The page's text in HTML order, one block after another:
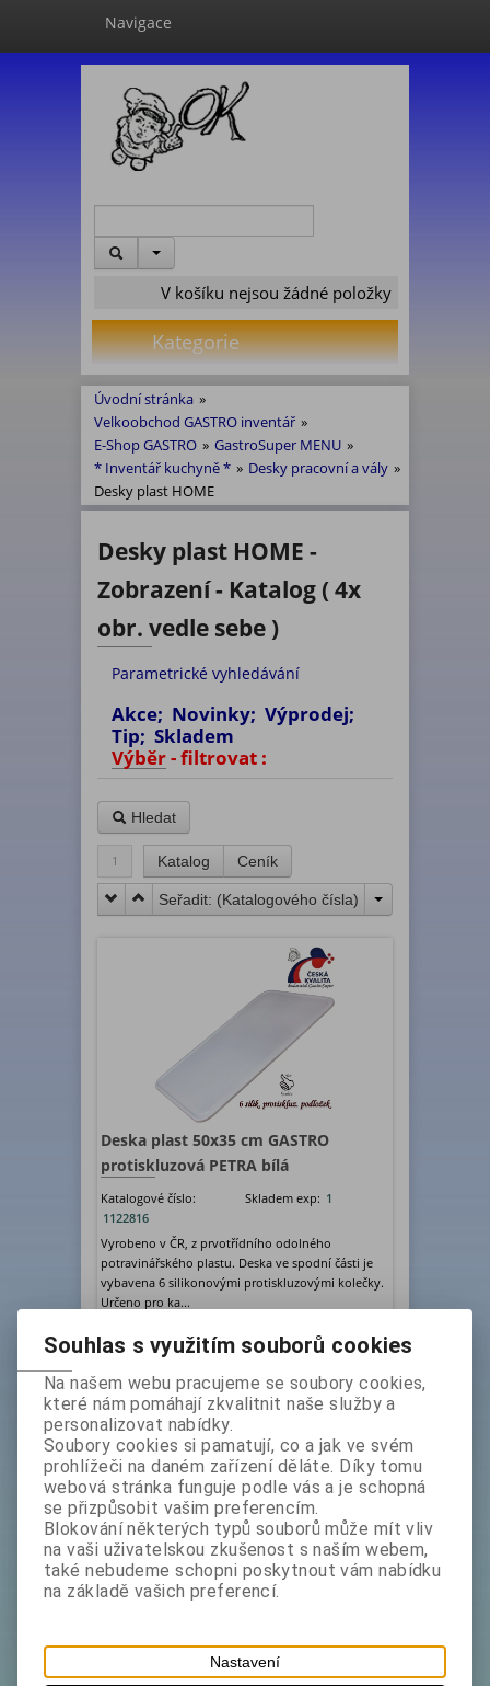
Navigace
V košíku nejsou žádné položky
Kategorie
Úvodní stránka »
Velkoobchod GASTRO inventář »
E-Shop GASTRO » GastroSuper MENU »
* Inventář kuchyně * » Desky pracovní a vály »
Desky plast HOME
Desky plast HOME -
Zobrazení - Katalog ( 4x
obr. vedle sebe )
Parametrické vyhledávání
Akce; Novinky; Výprodej;
Tip; Skladem
Výběr - filtrovat :
Hledat
1 Katalog Ceník
Seřadit: (Katalogového čísla)
Deska plast 50x35 cm GASTRO
protiskluzová PETRA bílá
Katalogové číslo:
1122816
Skladem exp: 1
Vyrobeno v ČR, z prvotřídního odolného
potravinářského plastu. Deska ve spodní části je
vybavena 6 silikonovými protiskluzovými kolečky.
Určeno pro ka...
VIDEO
Deska plast 34x23 cm FRAJMAN
Katalogové číslo:
Skladem exp:1
Souhlas s využitím souborů cookies
Na našem webu pracujeme se soubory cookies,
které nám pomáhají zkvalitnit naše služby a
personalizovat nabídky.
Soubory cookies si pamatují, co a jak ve svém
prohlížeči na daném zařízení děláte. Díky tomu
webová stránka funguje podle vás a je schopná
se přizpůsobit vašim preferencím.
Blokování některých typů souborů může mít vliv
na vaši uživatelskou zkušenost s naším webem,
také nebudeme schopni poskytnout vám nabídku
na základě vašich preferencí.
Nastavení